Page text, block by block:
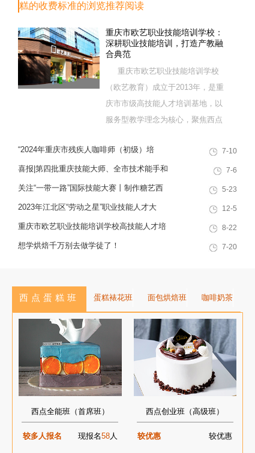
糕的收费标准的浏览推荐阅读
重庆市欧艺职业技能培训学校：
深耕职业技能培训，打造产教融
合典范
重庆市欧艺职业技能培训学校
（欧艺教育）成立于2013年，是重
庆市市级高技能人才培训基地，以
服务型教学理念为核心，聚焦西点
十余载，致力于培养兼具社会责任
感与创新思维的复合型行业高技能
人才，是集技能培训、证书认定、
“2024年重庆市残疾人咖啡师（初级）培
训”职业技能提升计划活动
7-10
喜报|第四批重庆技能大师、全市技术能手和
巴渝青年技能之星名单出炉，重庆欧艺职业
技能培训学校技能人才榜上有名！
7-6
关注“一带一路”国际技能大赛丨制作糖艺西
点，看手艺更考验审美
5-23
2023年江北区“劳动之星”职业技能人才大
赛，我校选手荣获互联网营销师第一名
12-5
重庆市欧艺职业技能培训学校高技能人才培
训基地建设专家指导会会议简报
8-22
想学烘焙千万别去做学徒了！ 7-20
西点蛋糕班 蛋糕裱花班 面包烘焙班 咖啡奶茶
西点全能班（首席班）
较多人报名 现报名58人
西点创业班（高级班）
较优惠 较优惠